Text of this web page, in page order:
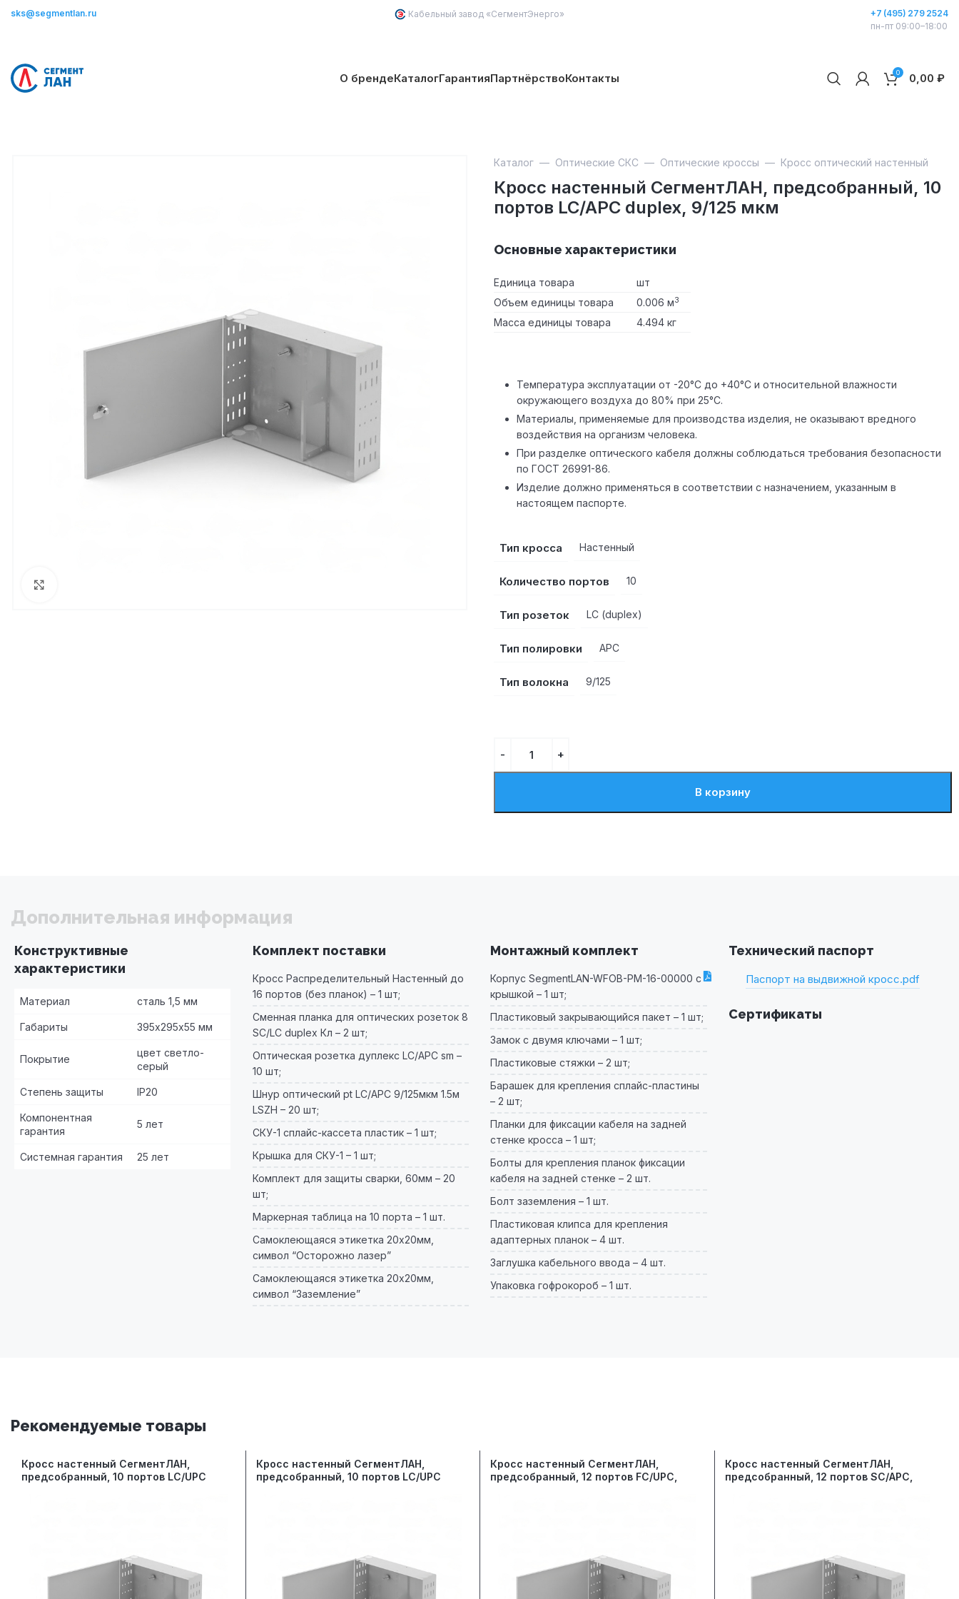
sks@segmentlan.ru Кабельный завод «СегментЭнерго»
+7 (495) 279 2524
пн-пт 09:00–18:00
О брендеКаталогГарантияПартнёрствоКонтакты 0 0,00 ₽
Каталог — Оптические СКС — Оптические кроссы — Кросс оптический настенный
Кросс настенный СегментЛАН, предсобранный, 10
портов LC/APC duplex, 9/125 мкм
Основные характеристики
Единица товара
шт
Объем единицы товара
0.006 м3
Масса единицы товара 4.494 кг
Температура эксплуатации от -20°С до +40°С и относительной влажности
окружающего воздуха до 80% при 25°С.
Материалы, применяемые для производства изделия, не оказывают вредного
воздействия на организм человека.
При разделке оптического кабеля должны соблюдаться требования безопасности
по ГОСТ 26991-86.
Изделие должно применяться в соответствии с назначением, указанным в
настоящем паспорте.
Тип кросса Настенный
Количество портов 10
Тип розеток LC (duplex)
Тип полировки APC
Тип волокна 9/125
В корзину
Дополнительная информация
Конструктивные
характеристики
Материал сталь 1,5 мм
Габариты 395х295х55 мм
Покрытие
цвет светло-
серый
Степень защиты IP20
Компонентная
гарантия
5 лет
Системная гарантия 25 лет
Комплект поставки
Кросс Распределительный Настенный до
16 портов (без планок) – 1 шт;
Сменная планка для оптических розеток 8
SC/LC duplex Кл – 2 шт;
Оптическая розетка дуплекс LC/АРС sm –
10 шт;
Шнур оптический pt LC/APC 9/125мкм 1.5м
LSZH – 20 шт;
СКУ-1 сплайс-кассета пластик – 1 шт;
Крышка для СКУ-1 – 1 шт;
Комплект для защиты сварки, 60мм – 20
шт;
Маркерная таблица на 10 порта – 1 шт.
Самоклеющаяся этикетка 20х20мм,
символ “Осторожно лазер”
Самоклеющаяся этикетка 20х20мм,
символ “Заземление”
Монтажный комплект
Корпус SegmentLAN-WFOB-PM-16-00000 с
крышкой – 1 шт;
Пластиковый закрывающийся пакет – 1 шт;
Замок с двумя ключами – 1 шт;
Пластиковые стяжки – 2 шт;
Барашек для крепления сплайс-пластины
– 2 шт;
Планки для фиксации кабеля на задней
стенке кросса – 1 шт;
Болты для крепления планок фиксации
кабеля на задней стенке – 2 шт.
Болт заземления – 1 шт.
Пластиковая клипса для крепления
адаптерных планок – 4 шт.
Заглушка кабельного ввода – 4 шт.
Упаковка гофрокороб – 1 шт.
Технический паспорт
Паспорт на выдвижной кросс.pdf
Сертификаты
Рекомендуемые товары
Кросс настенный СегментЛАН,
предсобранный, 10 портов LC/UPC
Кросс настенный СегментЛАН,
предсобранный, 10 портов LC/UPC
Кросс настенный СегментЛАН,
предсобранный, 12 портов FC/UPC,
Кросс настенный СегментЛАН,
предсобранный, 12 портов SC/APC,